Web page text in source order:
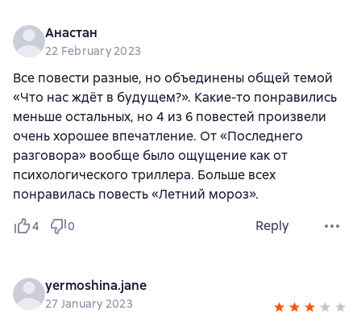
Анастан
22 February 2023
Все повести разные, но объединены общей темой
«Что нас ждёт в будущем?». Какие-то понравились
меньше остальных, но 4 из 6 повестей произвели
очень хорошее впечатление. От «Последнего
разговора» вообще было ощущение как от
психологического триллера. Больше всех
понравилась повесть «Летний мороз».
4 0 Reply
yermoshina.jane
27 January 2023